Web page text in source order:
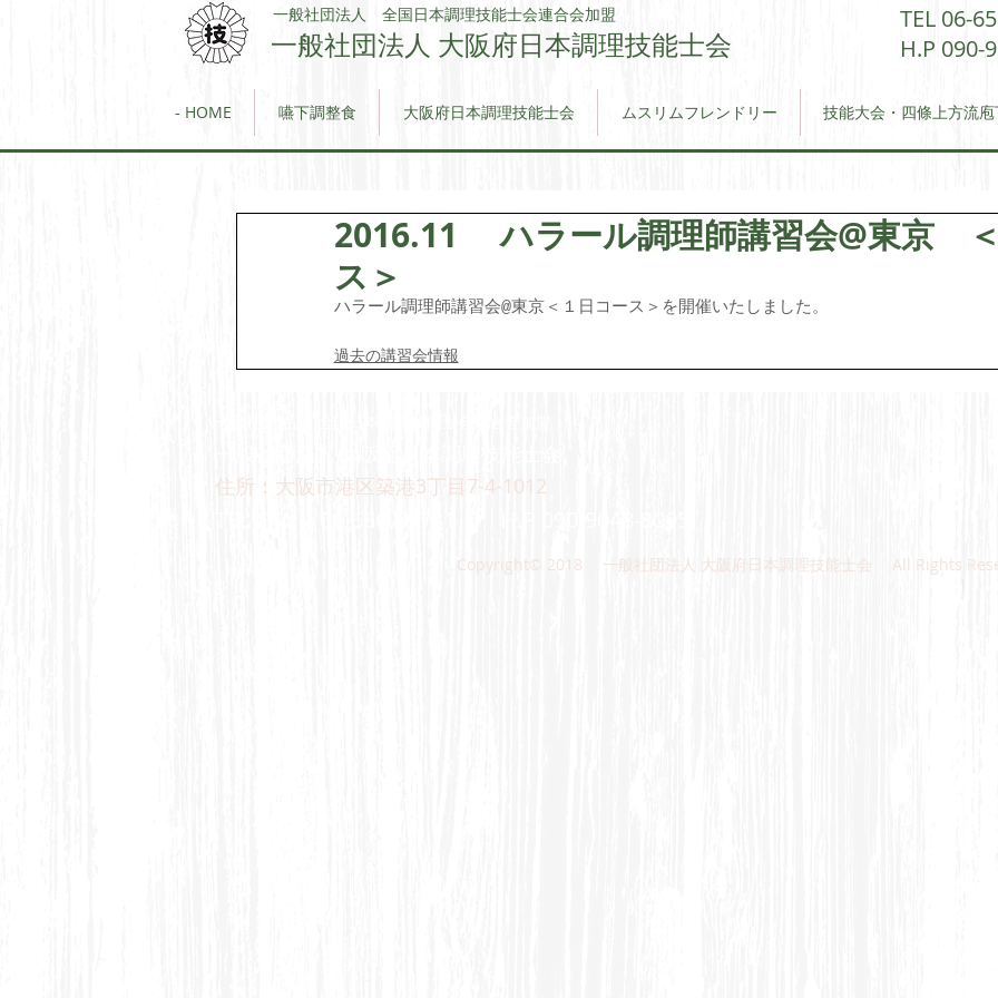
TEL 06-
H.P 090-
- HOME 嚥下調整食 大阪府日本調理技能士会 ムスリムフレンドリー 技能大会・四條上方流
一般社団法人 全国日本調理技能士会連合会加盟
一般社団法人 大阪府日本調理技能士会​
2016.11 ハラール調理師講習会@東京
ス＞
ハラール調理師講習会@東京＜１日コース＞を開催いたしました。
過去の講習会情報
住所：大阪市港区築港3丁目7-4-1012
Copyright© 2018 一般社団法人 大阪府日本調理技能士会 All Rights